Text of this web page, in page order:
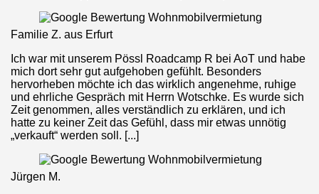
Familie Z. aus Erfurt
Ich war mit unserem Pössl Roadcamp R bei AoT und habe
mich dort sehr gut aufgehoben gefühlt. Besonders
hervorheben möchte ich das wirklich angenehme, ruhige
und ehrliche Gespräch mit Herrn Wotschke. Es wurde sich
Zeit genommen, alles verständlich zu erklären, und ich
hatte zu keiner Zeit das Gefühl, dass mir etwas unnötig
„verkauft“ werden soll. [...]
Jürgen M.